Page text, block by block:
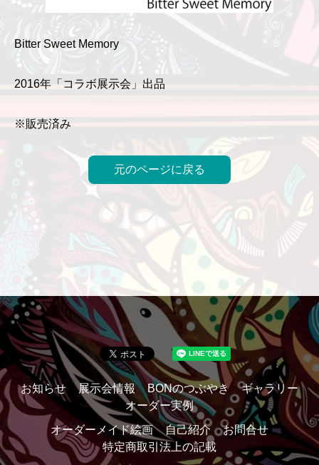
Bitter Sweet Memory
2016年「コラボ展示会」出品
※販売済み
元のページに戻る
お知らせ 展示会情報 BONのつぶやき
ギャラリー
オーダー実例
オーダーメイド絵画
自己紹介
お問合せ
特定商取引法上の記載